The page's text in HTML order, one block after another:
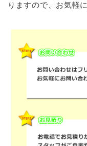
りますので、お気軽に